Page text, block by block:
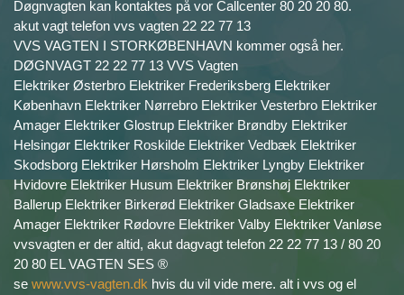
Døgnvagten kan kontaktes på vor Callcenter 80 20 20 80.
akut vagt telefon vvs vagten 22 22 77 13
VVS VAGTEN I STORKØBENHAVN kommer også her.
DØGNVAGT 22 22 77 13 VVS Vagten
Elektriker Østerbro Elektriker Frederiksberg Elektriker
København Elektriker Nørrebro Elektriker Vesterbro Elektriker
Amager Elektriker Glostrup Elektriker Brøndby Elektriker
Helsingør Elektriker Roskilde Elektriker Vedbæk Elektriker
Skodsborg Elektriker Hørsholm Elektriker Lyngby Elektriker
Hvidovre Elektriker Husum Elektriker Brønshøj Elektriker
Ballerup Elektriker Birkerød Elektriker Gladsaxe Elektriker
Amager Elektriker Rødovre Elektriker Valby Elektriker Vanløse
vvsvagten er der altid, akut dagvagt telefon 22 22 77 13 / 80 20
20 80 EL VAGTEN SES ®
se www.vvs-vagten.dk hvis du vil vide mere. alt i vvs og el